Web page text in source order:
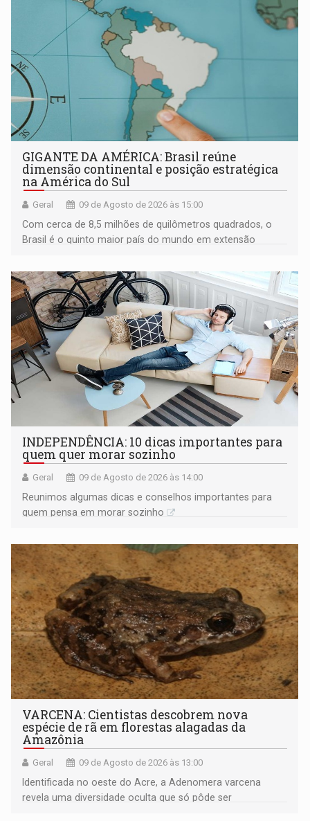
GIGANTE DA AMÉRICA: Brasil reúne
dimensão continental e posição estratégica
na América do Sul
Geral 09 de Agosto de 2026 às 15:00
Com cerca de 8,5 milhões de quilômetros quadrados, o
Brasil é o quinto maior país do mundo em extensão
INDEPENDÊNCIA: 10 dicas importantes para
quem quer morar sozinho
Geral 09 de Agosto de 2026 às 14:00
Reunimos algumas dicas e conselhos importantes para
quem pensa em morar sozinho
VARCENA: Cientistas descobrem nova
espécie de rã em florestas alagadas da
Amazônia
Geral 09 de Agosto de 2026 às 13:00
Identificada no oeste do Acre, a Adenomera varcena
revela uma diversidade oculta que só pôde ser